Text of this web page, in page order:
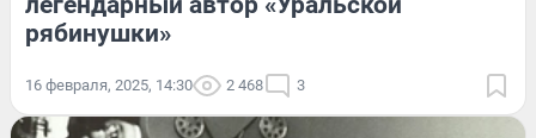
рябинушки»
16 февраля, 2025, 14:30 2 468 3